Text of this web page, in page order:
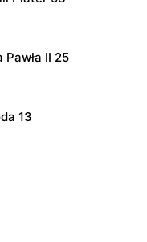
II 25
13